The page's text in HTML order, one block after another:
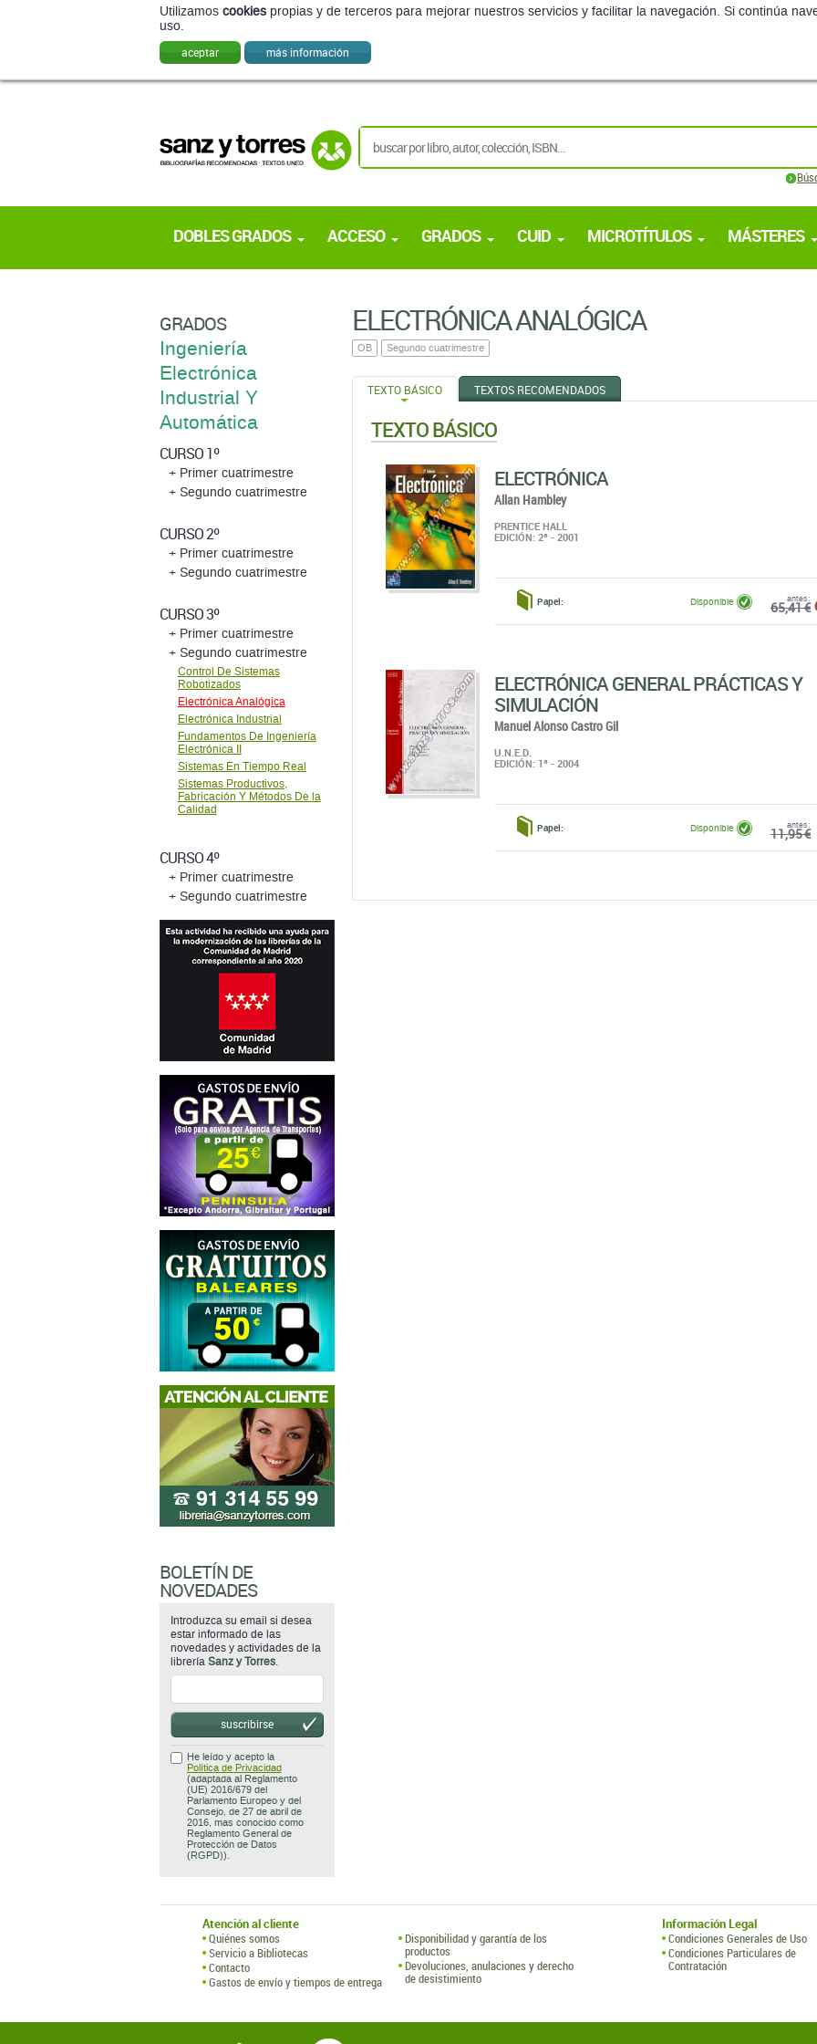
Utilizamos cookies propias y de terceros para mejorar nuestros servicios y facilitar la navegación. Si continúa
uso.
aceptar más información
DOBLES GRADOS ACCESO GRADOS CUID MICROTÍTULOS MÁSTERES
ELECTRÓNICA ANALÓGICA
OB Segundo cuatrimestre
TEXTO BÁSICO TEXTOS RECOMENDADOS
TEXTO BÁSICO
ELECTRÓNICA
Allan Hambley
PRENTICE HALL
EDICIÓN: 2ª - 2001
Papel: antes:
65,41 €
Disponible
ELECTRÓNICA GENERAL PRÁCTICAS Y
SIMULACIÓN
Manuel Alonso Castro Gil
U.N.E.D.
EDICIÓN: 1ª - 2004
Papel: antes:
11,95 €
Disponible
GRADOS
Ingeniería
Electrónica
Industrial Y
Automática
CURSO 1º
+ Primer cuatrimestre
+ Segundo cuatrimestre
CURSO 2º
+ Primer cuatrimestre
+ Segundo cuatrimestre
CURSO 3º
+ Primer cuatrimestre
+ Segundo cuatrimestre
Control De Sistemas
Robotizados
Electrónica Analógica
Electrónica Industrial
Fundamentos De Ingeniería
Electrónica II
Sistemas En Tiempo Real
Sistemas Productivos,
Fabricación Y Métodos De la
Calidad
CURSO 4º
+ Primer cuatrimestre
+ Segundo cuatrimestre
BOLETÍN DE
NOVEDADES
Introduzca su email si desea
estar informado de las
novedades y actividades de la
librería Sanz y Torres.
suscribirse
He leído y acepto la
Política de Privacidad
(adaptada al Reglamento
(UE) 2016/679 del
Parlamento Europeo y del
Consejo, de 27 de abril de
2016, mas conocido como
Reglamento General de
Protección de Datos
(RGPD)).
Atención al cliente
Quiénes somos
Servicio a Bibliotecas
Contacto
Gastos de envío y tiempos de entrega
Disponibilidad y garantía de los
productos
Devoluciones, anulaciones y derecho
de desistimiento
Información Legal
Condiciones Generales de Uso
Condiciones Particulares de
Contratación